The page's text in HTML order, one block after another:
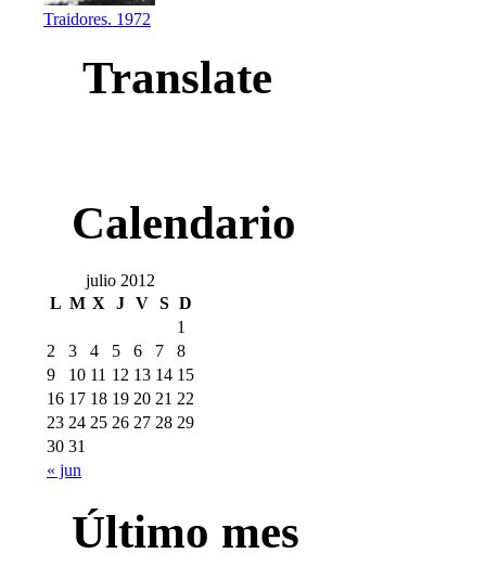
Traidores. 1972
Translate
Calendario
julio 2012
L M X J V S D
« jun
1
2
3 4 5 6 7
8
9
10 11 12 13 14 15
16 17 18 19 20 21 22
23 24 25 26 27 28 29
30 31
Último mes